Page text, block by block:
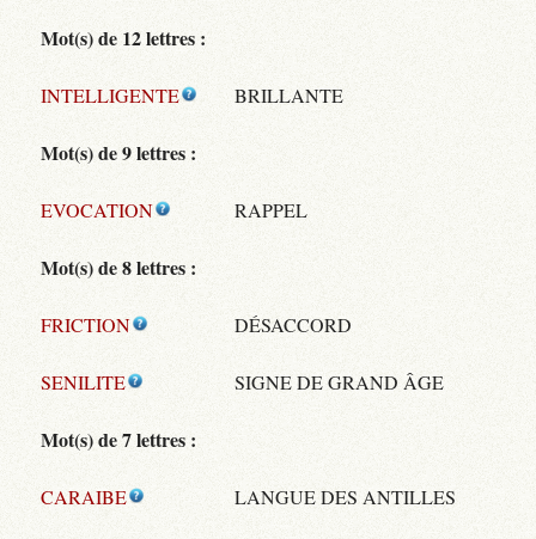
Mot(s) de 12 lettres :
INTELLIGENTE BRILLANTE
Mot(s) de 9 lettres :
EVOCATION RAPPEL
Mot(s) de 8 lettres :
FRICTION DÉSACCORD
SENILITE SIGNE DE GRAND ÂGE
Mot(s) de 7 lettres :
CARAIBE LANGUE DES ANTILLES